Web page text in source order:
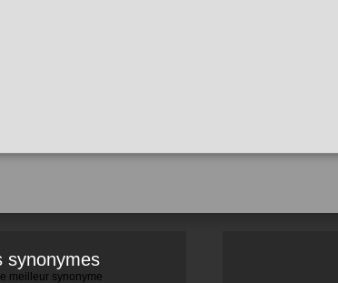
synonymes
meilleur synonyme